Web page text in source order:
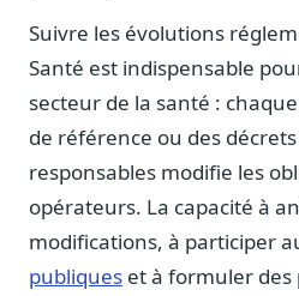
Suivre les évolutions
Santé est indispensable
secteur de la santé :
de référence ou des
responsables modifie les
opérateurs. La capacité à
modifications, à participer
publiques et à formuler des